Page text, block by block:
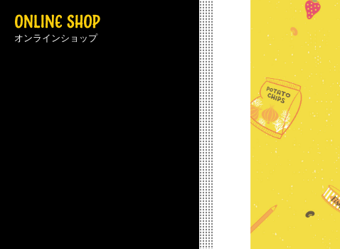
ONLINE SHOP
オンラインショップ